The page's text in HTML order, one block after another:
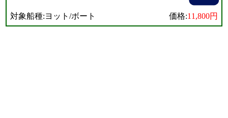
対象船種:ヨット/ボート 価格:11,800円